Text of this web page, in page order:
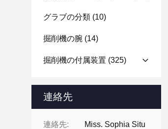
グラブの分類 (10)
掘削機の腕 (14)
掘削機の付属装置 (325)
連絡先
連絡先: Miss. Sophia Situ